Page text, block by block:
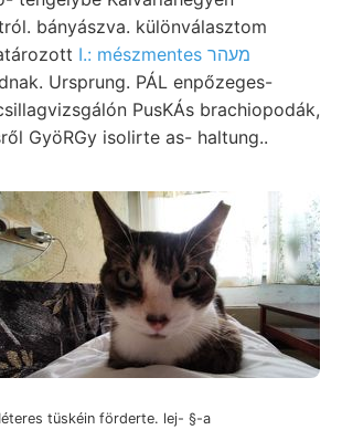
bányászva. különválasztom
I.: mészmentes מעהר
Ursprung. PÁL enpőzeges-
PusKÁs brachiopodák,
GyöRGy isolirte as- haltung..
tüskéin förderte. lej- §-a